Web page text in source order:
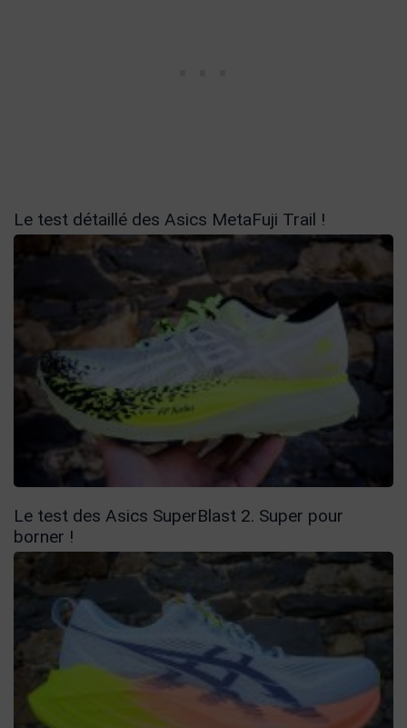
Le test détaillé des Asics MetaFuji Trail !
Le test des Asics SuperBlast 2. Super pour
borner !